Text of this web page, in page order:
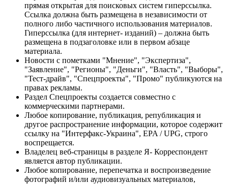
прямая открытая для поисковых систем гиперссылка.
Ссылка должна быть размещена в независимости от
полного либо частичного использования материалов.
Гиперссылка (для интернет- изданий) – должна быть
размещена в подзаголовке или в первом абзаце
материала.
Новости с пометками "Мнение", "Экспертиза",
"Заявление", "Регионы", "Деньги", "Власть", "Выборы",
"Тест-драйв", "Спецпроекты", "Промо" публикуются на
правах рекламы.
Раздел Спецпроекты создается совместно с
коммерческими партнерами.
Любое копирование, публикация, републикация и
другое распространение информации, которое содержит
ссылку на "Интерфакс-Украина", EPA / UPG, строго
воспрещается.
Владелец веб-страницы в разделе Я- Корреспондент
является автор публикации.
Любое копирование, перепечатка и воспроизведение
фотографий и/или аудиовизуальных материалов,